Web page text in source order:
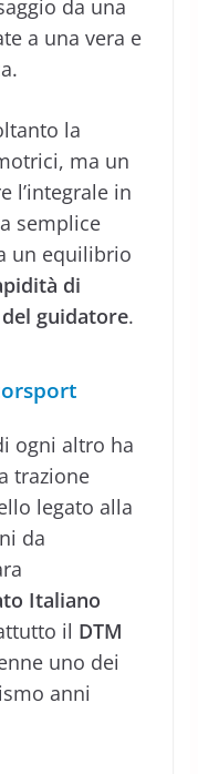
da una
a una vera e
la
ma un
l’integrale in
semplice
un equilibrio
di
guidatore.
ogni altro ha
trazione
legato alla
da
Italiano
il DTM
uno dei
anni